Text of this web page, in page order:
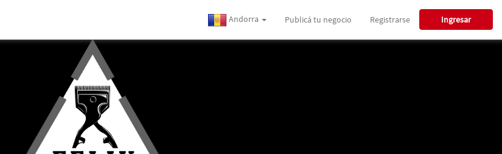
Andorra Publicá tu negocio Registrarse Ingresar